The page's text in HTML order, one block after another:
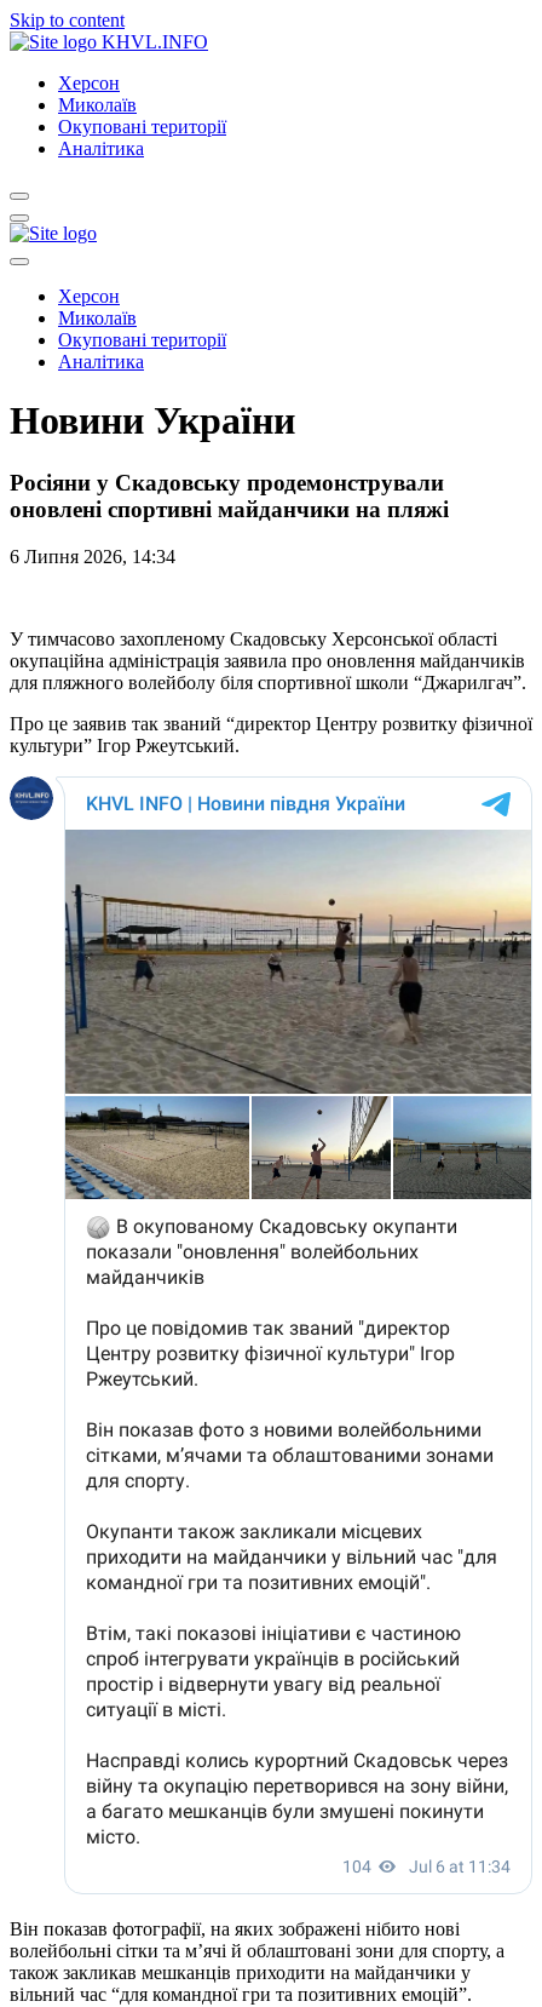
Skip to content
KHVL.INFO
Херсон
Миколаїв
Окуповані території
Аналітика
Херсон
Миколаїв
Окуповані території
Аналітика
Новини України
Росіяни у Скадовську продемонстрували
оновлені спортивні майданчики на пляжі
6 Липня 2026, 14:34
У тимчасово захопленому Скадовську Херсонської області
окупаційна адміністрація заявила про оновлення майданчиків
для пляжного волейболу біля спортивної школи “Джарилгач”.
Про це заявив так званий “директор Центру розвитку фізичної
культури” Ігор Ржеутський.
Він показав фотографії, на яких зображені нібито нові
волейбольні сітки та м’ячі й облаштовані зони для спорту, а
також закликав мешканців приходити на майданчики у
вільний час “для командної гри та позитивних емоцій”.